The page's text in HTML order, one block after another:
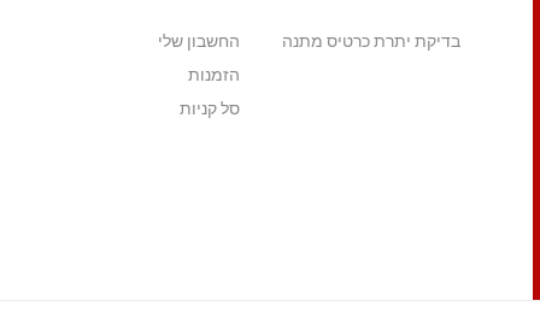
בדיקת יתרת כרטיס מתנה
החשבון שלי
הזמנות
סל קניות